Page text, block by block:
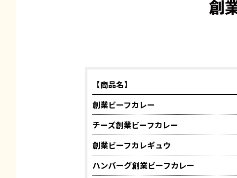
【商品名】
創業ビーフカレー
チーズ創業ビーフカレー
創業ビーフカレギュウ
ハンバーグ創業ビーフカレー